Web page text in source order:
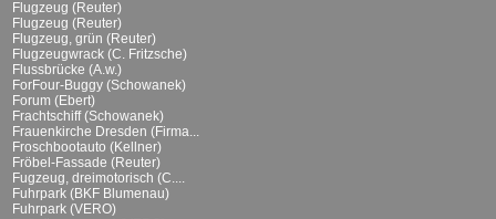
Flugzeug (Reuter)
Flugzeug (Reuter)
Flugzeug, grün (Reuter)
Flugzeugwrack (C. Fritzsche)
Flussbrücke (A.w.)
ForFour-Buggy (Schowanek)
Forum (Ebert)
Frachtschiff (Schowanek)
Frauenkirche Dresden (Firma...
Froschbootauto (Kellner)
Fröbel-Fassade (Reuter)
Fugzeug, dreimotorisch (C....
Fuhrpark (BKF Blumenau)
Fuhrpark (VERO)